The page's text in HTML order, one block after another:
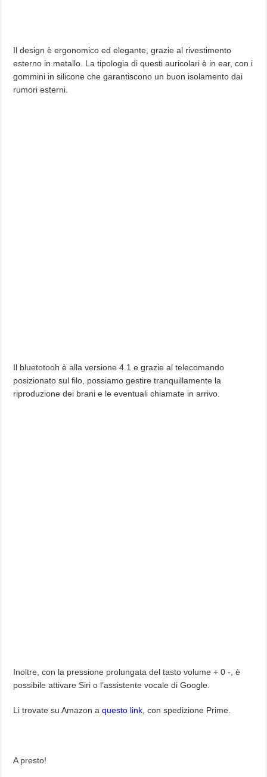
Il design è ergonomico ed elegante, grazie al rivestimento
esterno in metallo. La tipologia di questi auricolari è in ear, con i
gommini in silicone che garantiscono un buon isolamento dai
rumori esterni.
Il bluetotooh è alla versione 4.1 e grazie al telecomando
posizionato sul filo, possiamo gestire tranquillamente la
riproduzione dei brani e le eventuali chiamate in arrivo.
Inoltre, con la pressione prolungata del tasto volume + 0 -, è
possibile attivare Siri o l’assistente vocale di Google.
Li trovate su Amazon aquesto link , con spedizione Prime.
A presto!